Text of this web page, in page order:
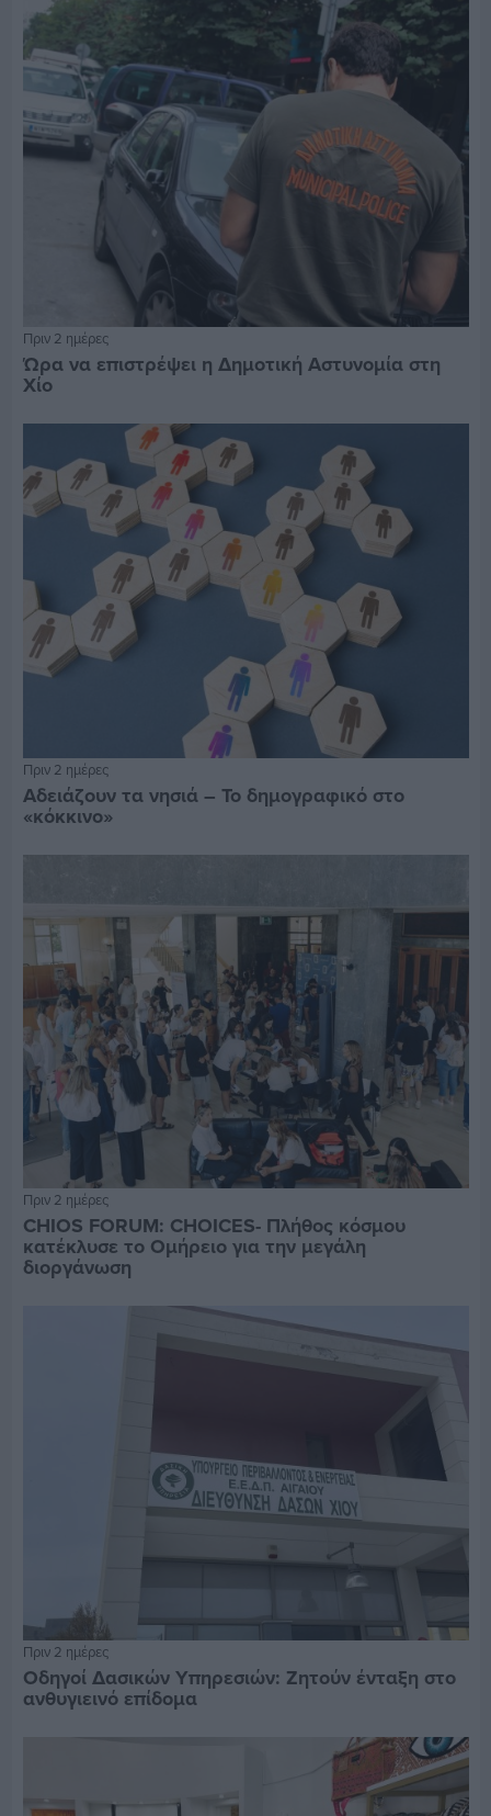
Πριν 2 ημέρες
Ώρα να επιστρέψει η Δημοτική Αστυνομία στη
Χίο
Πριν 2 ημέρες
Αδειάζουν τα νησιά – Το δημογραφικό στο
«κόκκινο»
Πριν 2 ημέρες
CHIOS FORUM: CHOICES- Πλήθος κόσμου
κατέκλυσε το Ομήρειο για την μεγάλη
διοργάνωση
Πριν 2 ημέρες
Οδηγοί Δασικών Υπηρεσιών: Ζητούν ένταξη στο
ανθυγιεινό επίδομα